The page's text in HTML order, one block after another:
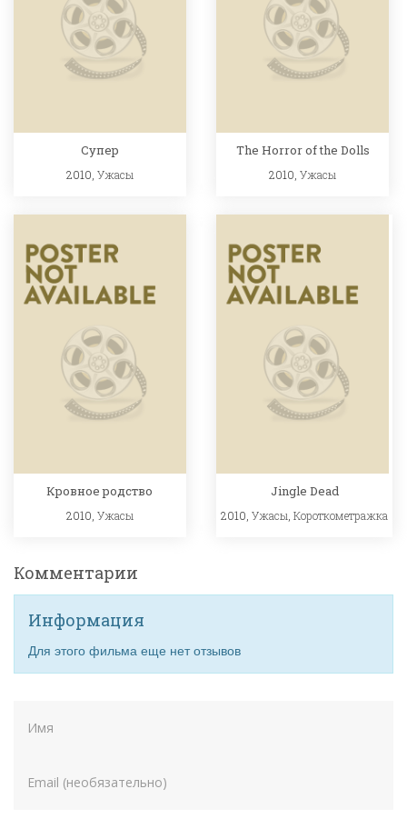
Супер
2010, Ужасы
The Horror of the Dolls
2010,Ужасы
Кровное родство
2010, Ужасы
Jingle Dead
2010,Ужасы ,Короткометражка
Комментарии
Информация
Для этого фильма еще нет отзывов